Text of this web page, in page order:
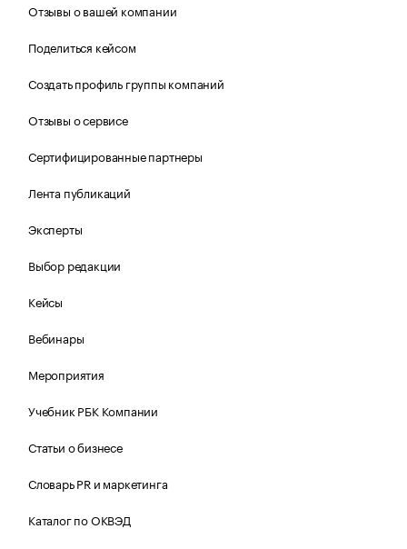
Отзывы о вашей компании
Поделиться кейсом
Создать профиль группы компаний
Отзывы о сервисе
Сертифицированные партнеры
Лента публикаций
Эксперты
Выбор редакции
Кейсы
Вебинары
Мероприятия
Учебник РБК Компании
Статьи о бизнесе
Словарь PR и маркетинга
Каталог по ОКВЭД